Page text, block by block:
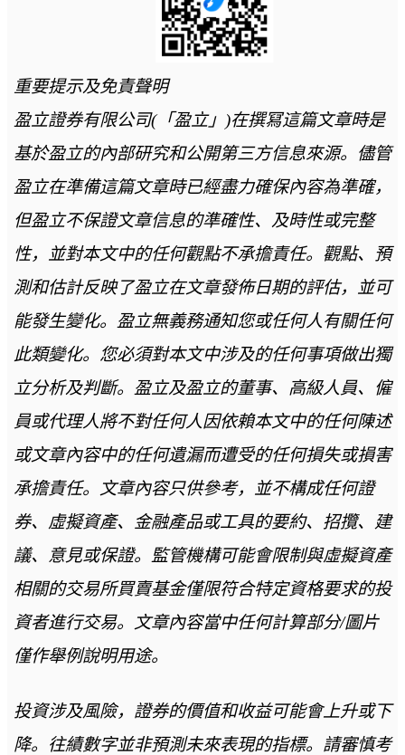
重要提示及免責聲明
盈立證券有限公司(「盈立」)在撰冩這篇文章時是
基於盈立的內部研究和公開第三方信息來源。儘管
盈立在準備這篇文章時已經盡力確保內容為準確，
但盈立不保證文章信息的準確性、及時性或完整
性，並對本文中的任何觀點不承擔責任。觀點、預
測和估計反映了盈立在文章發佈日期的評估，並可
能發生變化。盈立無義務通知您或任何人有關任何
此類變化。您必須對本文中涉及的任何事項做出獨
立分析及判斷。盈立及盈立的董事、高級人員、僱
員或代理人將不對任何人因依賴本文中的任何陳述
或文章內容中的任何遺漏而遭受的任何損失或損害
承擔責任。文章內容只供參考，並不構成任何證
券、虛擬資產、金融產品或工具的要約、招攬、建
議、意見或保證。監管機構可能會限制與虛擬資產
相關的交易所買賣基金僅限符合特定資格要求的投
資者進行交易。文章內容當中任何計算部分/圖片
僅作舉例說明用途。
投資涉及風險，證券的價值和收益可能會上升或下
降。往績數字並非預測未來表現的指標。請審慎考